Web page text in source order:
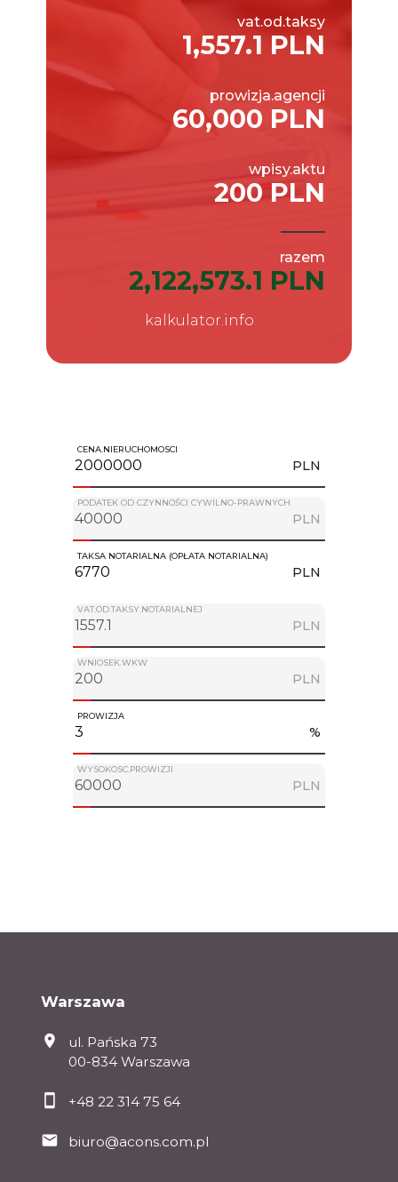
vat.od.taksy
1,557.1 PLN
prowizja.agencji
60,000 PLN
wpisy.aktu
200 PLN
razem
2,122,573.1 PLN
kalkulator.info
CENA.NIERUCHOMOSCI
PLN
PODATEK OD CZYNNOŚCI CYWILNO-PRAWNYCH
PLN
TAKSA NOTARIALNA (OPŁATA NOTARIALNA)
PLN
VAT.OD.TAKSY.NOTARIALNEJ
PLN
WNIOSEK.WKW
PLN
PROWIZJA
%
WYSOKOSC.PROWIZJI
PLN
Warszawa
ul. Pańska 73
00-834 Warszawa
+48 22 314 75 64
biuro@acons.com.pl